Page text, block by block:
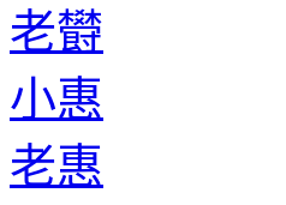
老欎
小惠
老惠